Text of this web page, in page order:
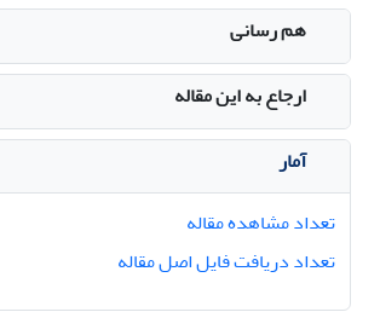
هم رسانی
ارجاع به این مقاله
آمار
تعداد مشاهده مقاله
تعداد دریافت فایل اصل مقاله